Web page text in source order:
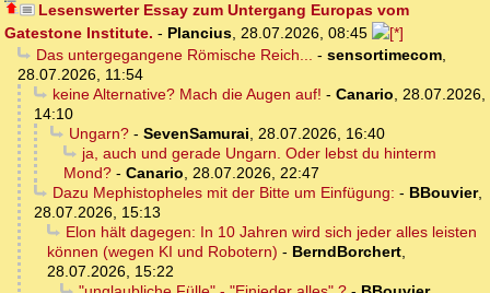
Lesenswerter Essay zum Untergang Europas vom
Gatestone Institute. - Plancius, 28.07.2026, 08:45
Das untergegangene Römische Reich... - sensortimecom,
28.07.2026, 11:54
keine Alternative? Mach die Augen auf! - Canario, 28.07.2026,
14:10
Ungarn?- SevenSamurai, 28.07.2026, 16:40
ja, auch und gerade Ungarn. Oder lebst du hinterm
Mond? - Canario, 28.07.2026, 22:47
Dazu Mephistopheles mit der Bitte um Einfügung: - BBouvier,
28.07.2026, 15:13
Elon hält dagegen: In 10 Jahren wird sich jeder alles leisten
können (wegen KI und Robotern) - BerndBorchert,
28.07.2026, 15:22